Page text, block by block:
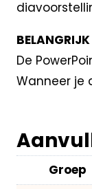
BELANGRIJK
De
Wanneer je
Groep